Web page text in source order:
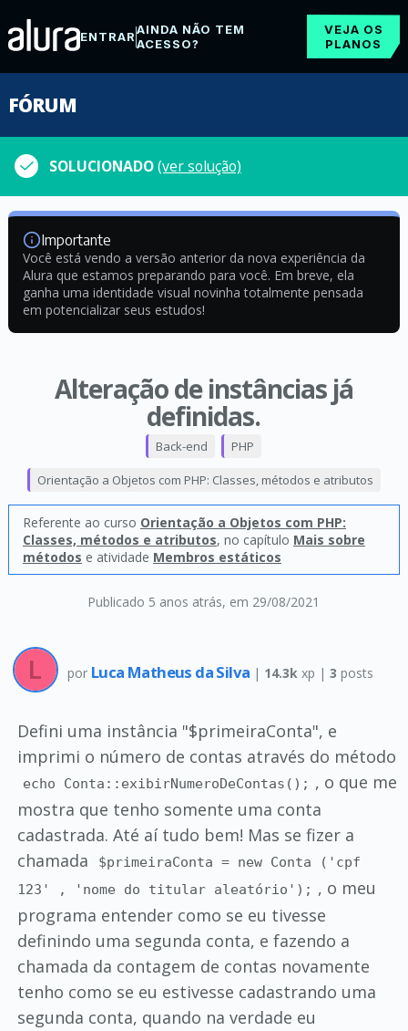
ENTRARAINDA NÃO TEM
ACESSO?
VEJA OS
PLANOS
FÓRUM
SOLUCIONADO(ver solução)
Importante
Você está vendo a versão anterior da nova experiência da
Alura que estamos preparando para você. Em breve, ela
ganha uma identidade visual novinha totalmente pensada
em potencializar seus estudos!
Alteração de instâncias já
definidas.
Publicado 5 anos atrás, em 29/08/2021
Back-end PHP
Orientação a Objetos com PHP: Classes, métodos e atributos
Referente ao curso Orientação a Objetos com PHP:
Classes, métodos e atributos, no capítulo Mais sobre
métodos e atividade Membros estáticos
por Luca Matheus da Silva | 14.3k xp | 3 posts
Defini uma instância "$primeiraConta", e
imprimi o número de contas através do método
echo Conta::exibirNumeroDeContas(); , o que me
mostra que tenho somente uma conta
cadastrada. Até aí tudo bem! Mas se fizer a
chamada
$primeiraConta = new Conta ('cpf
123' , 'nome do titular aleatório'); , o meu
programa entender como se eu tivesse
definindo uma segunda conta, e fazendo a
chamada da contagem de contas novamente
tenho como se eu estivesse cadastrando uma
segunda conta, quando na verdade eu